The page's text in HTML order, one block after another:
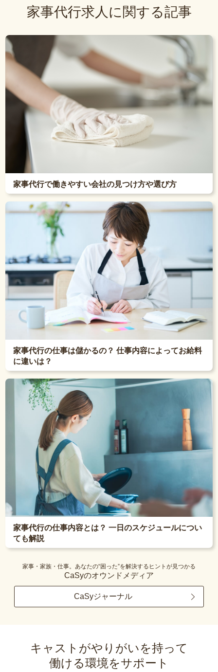
家事代行求人に関する記事
家事代行で働きやすい会社の見つけ方や選び方
家事代行の仕事は儲かるの？ 仕事内容によってお給料
に違いは？
家事代行の仕事内容とは？ 一日のスケジュールについ
ても解説
家事・家族・仕事。あなたの“困った”を解決するヒントが見つかる
CaSyのオウンドメディア
CaSyジャーナル
キャストがやりがいを持って
働ける環境をサポート